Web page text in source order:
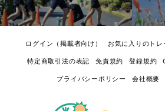
ログイン（掲載者向け） お気に入りのトレ
特定商取引法の表記
免責規約 登録規約
プライバシーポリシー
会社概要